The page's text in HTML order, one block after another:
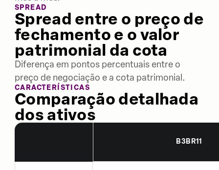
SPREAD
Spread entre o preço de
fechamento e o valor
patrimonial da cota
Diferença em pontos percentuais entre o
preço de negociação e a cota patrimonial.
CARACTERÍSTICAS
Comparação detalhada
dos ativos
B3BR11